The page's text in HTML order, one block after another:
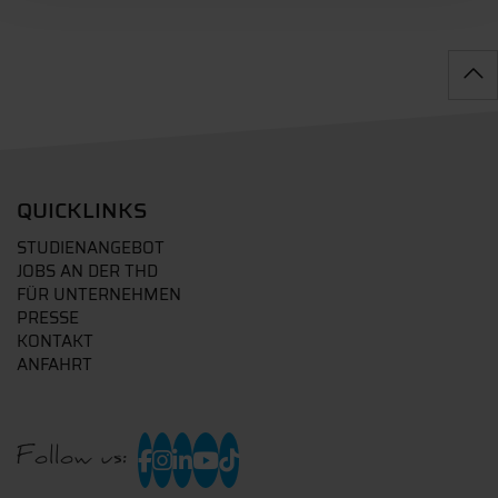
QUICKLINKS
STUDIENANGEBOT
JOBS AN DER THD
FÜR UNTERNEHMEN
PRESSE
KONTAKT
ANFAHRT
Follow us: